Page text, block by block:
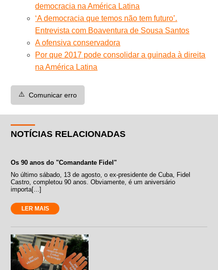
democracia na América Latina
‘A democracia que temos não tem futuro’.
Entrevista com Boaventura de Sousa Santos
A ofensiva conservadora
Por que 2017 pode consolidar a guinada à direita
na América Latina
⚠️ Comunicar erro
NOTÍCIAS RELACIONADAS
Os 90 anos do "Comandante Fidel"
No último sábado, 13 de agosto, o ex-presidente de Cuba, Fidel
Castro, completou 90 anos. Obviamente, é um aniversário
importa[...]
LER MAIS